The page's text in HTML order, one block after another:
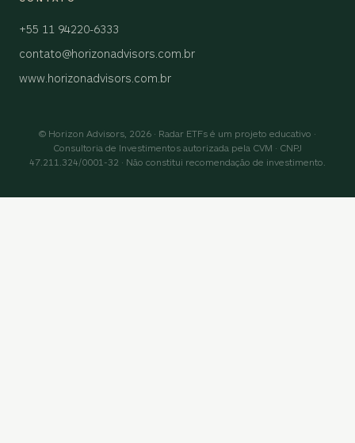
+55 11 94220-6333
contato@horizonadvisors.com.br
www.horizonadvisors.com.br
© Horizon Advisors, 2026 · Radar ETFs é um projeto educativo ·
Consultoria de Investimentos autorizada pela CVM · CNPJ
47.211.324/0001-32 · Não constitui recomendação de investimento.